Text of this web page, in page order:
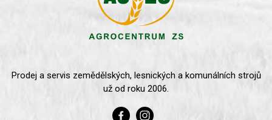
Prodej a servis zemědělských, lesnických a komunálních strojů
už od roku 2006.